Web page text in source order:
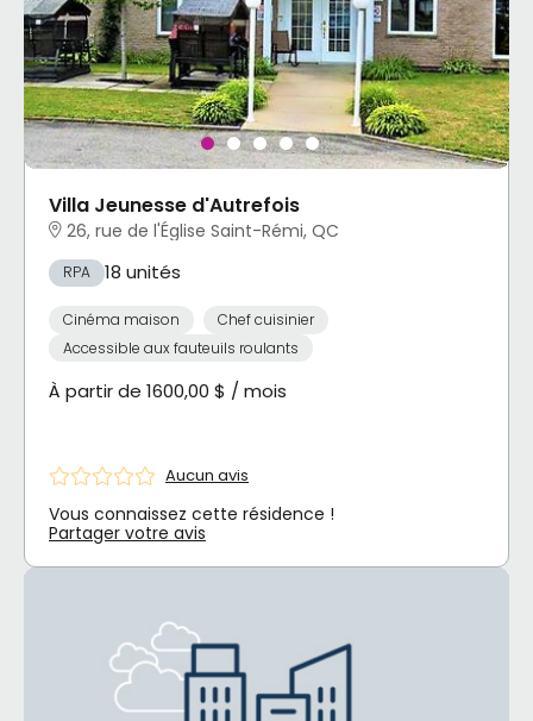
Villa Jeunesse d'Autrefois
26, rue de l'Église Saint-Rémi, QC
RPA 18 unités
Cinéma maison
Chef cuisinier
Accessible aux fauteuils roulants
À partir de 1600,00 $ / mois
Aucun avis
Vous connaissez cette résidence !
Partager votre avis